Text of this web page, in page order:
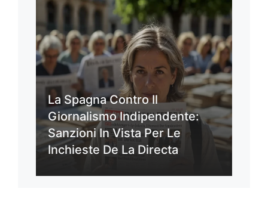
La Spagna Contro Il
Giornalismo Indipendente:
Sanzioni In Vista Per Le
Inchieste De La Directa